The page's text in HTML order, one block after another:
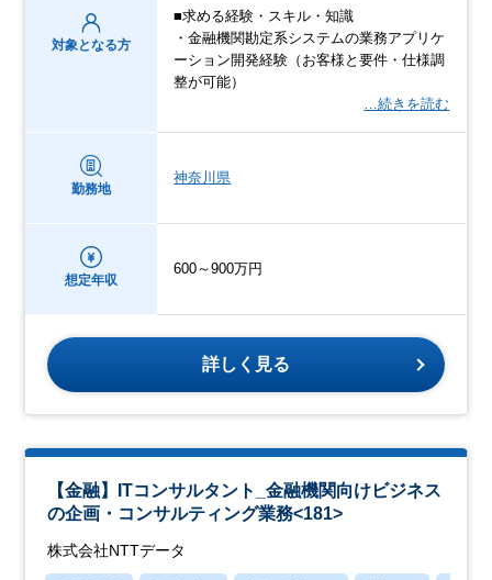
対象となる方
■求める経験・スキル・知識
・金融機関勘定系システムの業務アプリケ
ーション開発経験（お客様と要件・仕様調
整が可能）
…続きを読む
勤務地
神奈川県
想定年収
600～900万円
詳しく見る
【金融】ITコンサルタント_金融機関向けビジネス
の企画・コンサルティング業務<181>
株式会社NTTデータ